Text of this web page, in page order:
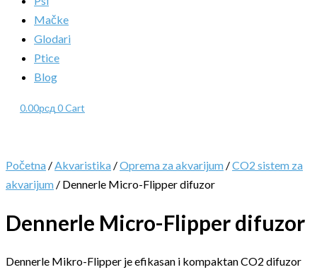
Mačke
Glodari
Ptice
Blog
0.00рсд 0Cart
Početna /Akvaristika /Oprema za akvarijum /CO2 sistem za
akvarijum / Dennerle Micro-Flipper difuzor
Dennerle Micro-Flipper difuzor
Dennerle Mikro-Flipper je efikasan i kompaktan CO2 difuzor